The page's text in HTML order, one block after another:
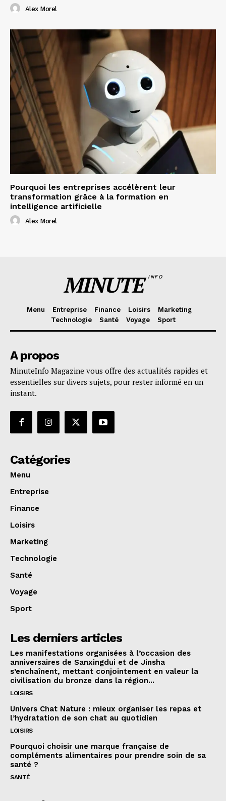
Alex Morel
Pourquoi les entreprises accélèrent leur
transformation grâce à la formation en
intelligence artificielle
Alex Morel
MINUTE INFO
Menu Entreprise Finance Loisirs
Marketing
Technologie
Santé Voyage Sport
A propos
MinuteInfo Magazine vous offre des actualités rapides et
essentielles sur divers sujets, pour rester informé en un
instant.
Catégories
Menu
Entreprise
Finance
Loisirs
Marketing
Technologie
Santé
Voyage
Sport
Les derniers articles
Les manifestations organisées à l’occasion des
anniversaires de Sanxingdui et de Jinsha
s’enchaînent, mettant conjointement en valeur la
civilisation du bronze dans la région...
LOISIRS
Univers Chat Nature : mieux organiser les repas et
l’hydratation de son chat au quotidien
LOISIRS
Pourquoi choisir une marque française de
compléments alimentaires pour prendre soin de sa
santé ?
SANTÉ